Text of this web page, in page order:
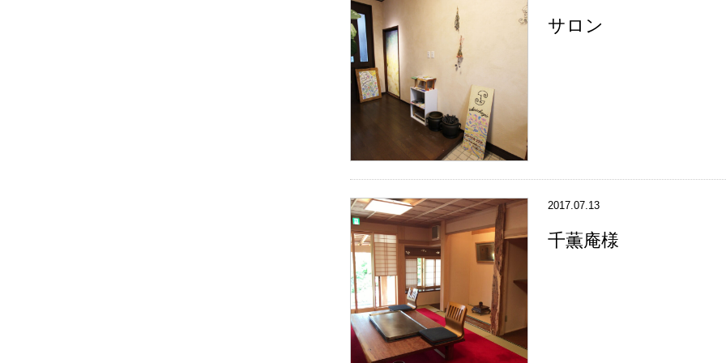
サロン
2017.07.13
千薫庵様